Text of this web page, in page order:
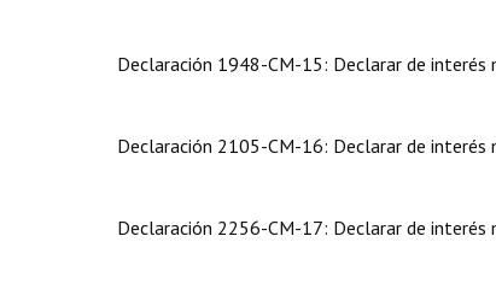
Declaración 1948-CM-15: Declarar de
Declaración 2105-CM-16: Declarar de
Declaración 2256-CM-17: Declarar de